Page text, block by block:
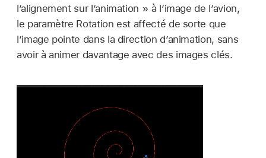
l’alignement sur l’animation » à l’image de l’avion,
le paramètre Rotation est affecté de sorte que
l’image pointe dans la direction d’animation, sans
avoir à animer davantage avec des images clés.